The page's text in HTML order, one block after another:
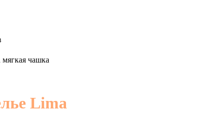
мягкая чашка
Lima